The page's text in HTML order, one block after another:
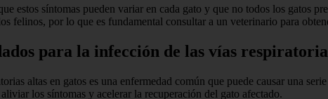
estos síntomas pueden variar en cada gato y que no todos los gatos
felinos, por lo que es fundamental consultar a un veterinario para
para la infección de las vías
altas en gatos es una enfermedad común que puede causar una
los síntomas y acelerar la recuperación del gato afectado.